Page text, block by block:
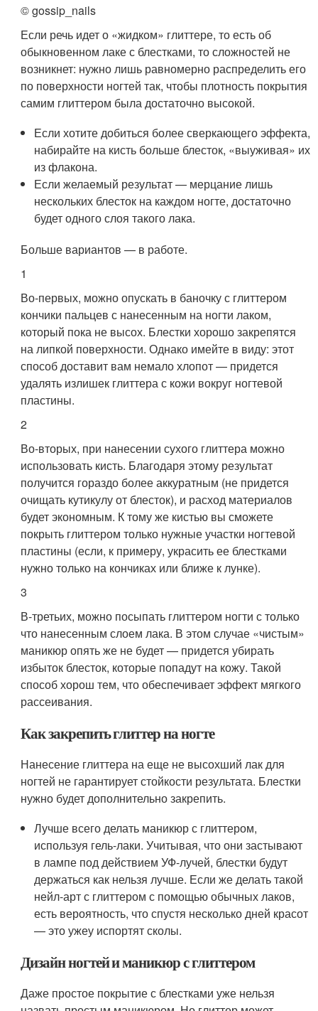
© gossip_nails
Если речь идет о «жидком» глиттере, то есть об
обыкновенном лаке с блестками, то сложностей не
возникнет: нужно лишь равномерно распределить его
по поверхности ногтей так, чтобы плотность покрытия
самим глиттером была достаточно высокой.
Если хотите добиться более сверкающего эффекта,
набирайте на кисть больше блесток, «выуживая» их
из флакона.
Если желаемый результат — мерцание лишь
нескольких блесток на каждом ногте, достаточно
будет одного слоя такого лака.
Больше вариантов — в работе.
1
Во-первых, можно опускать в баночку с глиттером
кончики пальцев с нанесенным на ногти лаком,
который пока не высох. Блестки хорошо закрепятся
на липкой поверхности. Однако имейте в виду: этот
способ доставит вам немало хлопот — придется
удалять излишек глиттера с кожи вокруг ногтевой
пластины.
2
Во-вторых, при нанесении сухого глиттера можно
использовать кисть. Благодаря этому результат
получится гораздо более аккуратным (не придется
очищать кутикулу от блесток), и расход материалов
будет экономным. К тому же кистью вы сможете
покрыть глиттером только нужные участки ногтевой
пластины (если, к примеру, украсить ее блестками
нужно только на кончиках или ближе к лунке).
3
В-третьих, можно посыпать глиттером ногти с только
что нанесенным слоем лака. В этом случае «чистым»
маникюр опять же не будет — придется убирать
избыток блесток, которые попадут на кожу. Такой
способ хорош тем, что обеспечивает эффект мягкого
рассеивания.
Как закрепить глиттер на ногте
Нанесение глиттера на еще не высохший лак для
ногтей не гарантирует стойкости результата. Блестки
нужно будет дополнительно закрепить.
Лучше всего делать маникюр с глиттером,
используя гель-лаки. Учитывая, что они застывают
в лампе под действием УФ-лучей, блестки будут
держаться как нельзя лучше. Если же делать такой
нейл-арт с глиттером с помощью обычных лаков,
есть вероятность, что спустя несколько дней красот
— это ужеу испортят сколы.
Дизайн ногтей и маникюр с глиттером
Даже простое покрытие с блестками уже нельзя